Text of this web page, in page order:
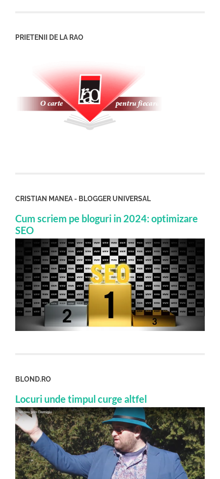
PRIETENII DE LA RAO
CRISTIAN MANEA - BLOGGER UNIVERSAL
Cum scriem pe bloguri in 2024: optimizare
SEO
BLOND.RO
Locuri unde timpul curge altfel